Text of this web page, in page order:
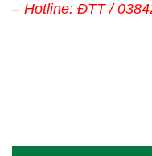
– Hotline: ĐTT /